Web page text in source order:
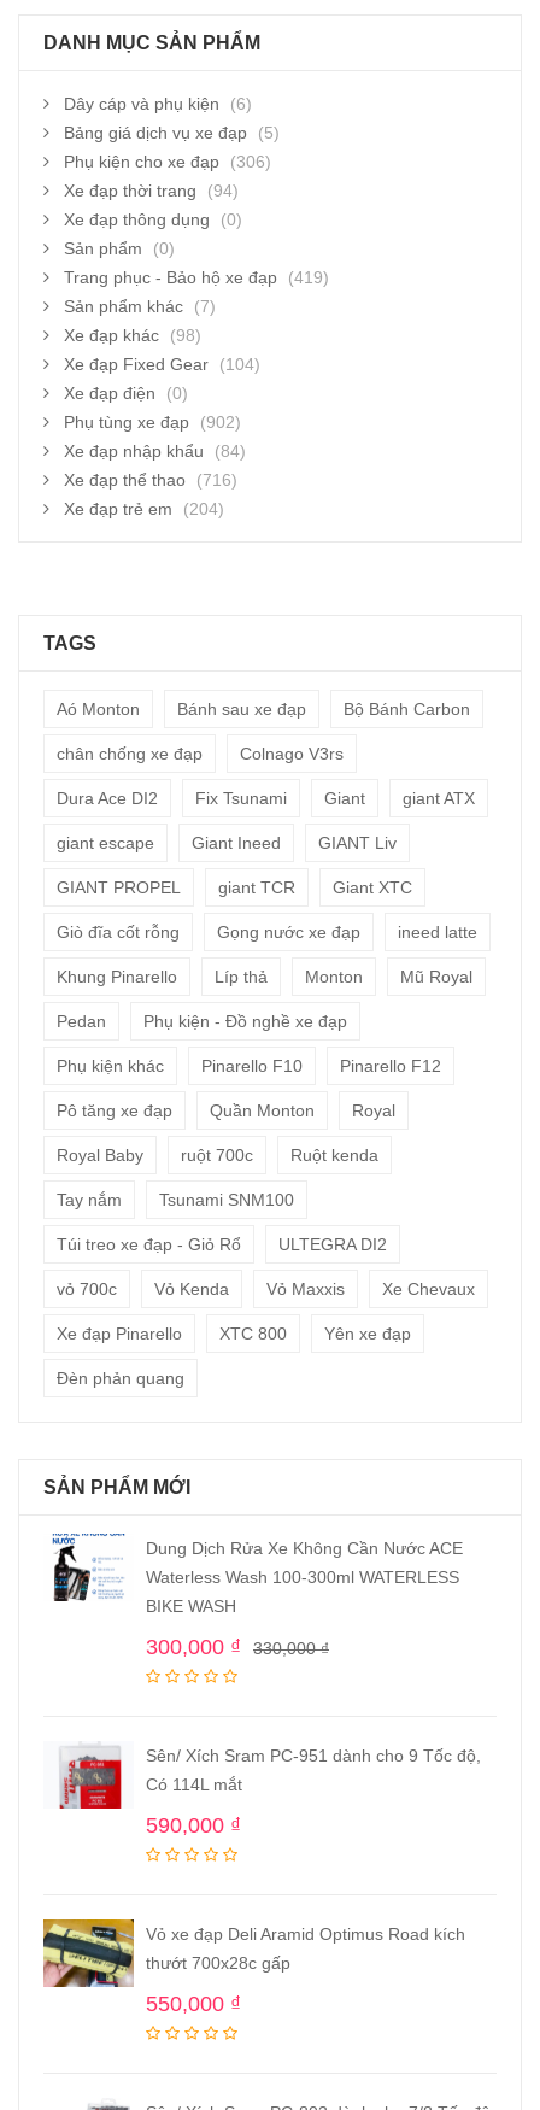
DANH MỤC SẢN PHẨM
Dây cáp và phụ kiện
(6)
Bảng giá dịch vụ xe đạp
(5)
Phụ kiện cho xe đạp
(306)
Xe đạp thời trang
(94)
Xe đạp thông dụng
(0)
Sản phẩm
(0)
Trang phục - Bảo hộ xe đạp
(419)
Sản phẩm khác
(7)
Xe đạp khác
(98)
Xe đạp Fixed Gear
(104)
Xe đạp điện
(0)
Phụ tùng xe đạp
(902)
Xe đạp nhập khẩu
(84)
Xe đạp thể thao
(716)
Xe đạp trẻ em
(204)
TAGS
Aó Monton Bánh sau xe đạp Bộ Bánh Carbon
chân chống xe đạp Colnago V3rs
Dura Ace DI2 Fix Tsunami Giant giant ATX
giant escape Giant Ineed GIANT Liv
GIANT PROPEL giant TCR Giant XTC
Giò đĩa cốt rỗng Gọng nước xe đạp ineed latte
Khung Pinarello Líp thả Monton Mũ Royal
Pedan Phụ kiện - Đồ nghề xe đạp
Phụ kiện khác Pinarello F10 Pinarello F12
Pô tăng xe đạp Quần Monton Royal
Royal Baby ruột 700c Ruột kenda
Tay nắm Tsunami SNM100
Túi treo xe đạp - Giỏ Rổ ULTEGRA DI2
vỏ 700c Vỏ Kenda Vỏ Maxxis Xe Chevaux
Xe đạp Pinarello XTC 800 Yên xe đạp
Đèn phản quang
SẢN PHẨM MỚI
Dung Dịch Rửa Xe Không Cần Nước ACE
Waterless Wash 100-300ml WATERLESS
BIKE WASH
330,000₫
300,000 ₫
Sên/ Xích Sram PC-951 dành cho 9 Tốc độ,
Có 114L mắt
590,000 ₫
Vỏ xe đạp Deli Aramid Optimus Road kích
thướt 700x28c gấp
550,000 ₫